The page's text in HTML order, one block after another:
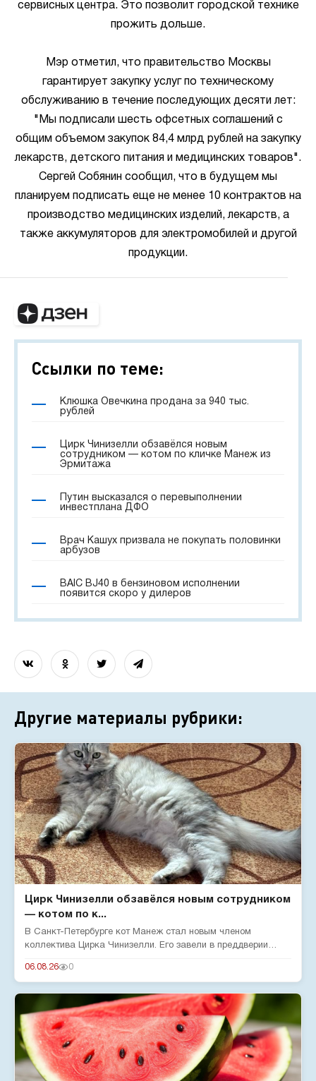
сервисных центра. Это позволит городской технике
прожить дольше.
Мэр отметил, что правительство Москвы
гарантирует закупку услуг по техническому
обслуживанию в течение последующих десяти лет:
"Мы подписали шесть офсетных соглашений с
общим объемом закупок 84,4 млрд рублей на закупку
лекарств, детского питания и медицинских товаров".
Сергей Собянин сообщил, что в будущем мы
планируем подписать еще не менее 10 контрактов на
производство медицинских изделий, лекарств, а
также аккумуляторов для электромобилей и другой
продукции.
Ссылки по теме:
Клюшка Овечкина продана за 940 тыс.
рублей
Цирк Чинизелли обзавёлся новым
сотрудником — котом по кличке Манеж из
Эрмитажа
Путин высказался о перевыполнении
инвестплана ДФО
Врач Кашух призвала не покупать половинки
арбузов
BAIC BJ40 в бензиновом исполнении
появится скоро у дилеров
Другие материалы рубрики:
Цирк Чинизелли обзавёлся новым сотрудником
— котом по к...
В Санкт-Петербурге кот Манеж стал новым членом
коллектива Цирка Чинизелли. Его завели в преддверии
06.08.26 0